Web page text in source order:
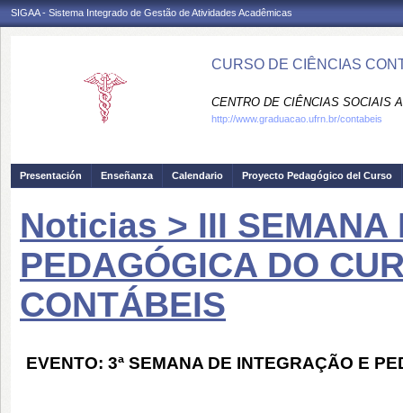
SIGAA - Sistema Integrado de Gestão de Atividades Acadêmicas
CURSO DE CIÊNCIAS
CENTRO DE CIÊNCIAS SOCIAIS
http://www.graduacao.ufrn.br/contabeis
Presentación Enseñanza Calendario Proyecto Pedagógico del Curso
Noticias > III SEMANA
PEDAGÓGICA DO
CONTÁBEIS
EVENTO: 3ª SEMANA DE INTEGRAÇÃO E